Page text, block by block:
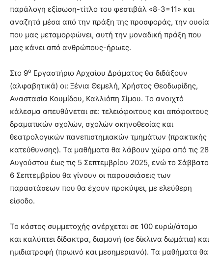
παράλογη εξίσωση-τίτλο του φεστιβάλ «8-3=11» και
αναζητά μέσα από την πράξη της προσφοράς, την ουσία
που μας μεταμορφώνει, αυτή την μοναδική πράξη που
μας κάνει από ανθρώπους-ήρωες.
Στο 9ο Εργαστήριο Αρχαίου Δράματος θα διδάξουν
(αλφαβητικά) οι: Ξένια Θεμελή, Χρήστος Θεοδωρίδης,
Αναστασία Κουμίδου, Καλλιόπη Σίμου. Το ανοιχτό
κάλεσμα απευθύνεται σε: τελειόφοιτους και απόφοιτους
δραματικών σχολών, σχολών σκηνοθεσίας και
θεατρολογικών πανεπιστημιακών τμημάτων (πρακτικής
κατεύθυνσης). Τα μαθήματα θα λάβουν χώρα από τις 28
Αυγούστου έως τις 5 Σεπτεμβρίου 2025, ενώ το Σάββατο
6 Σεπτεμβρίου θα γίνουν οι παρουσιάσεις των
παραστάσεων που θα έχουν προκύψει, με ελεύθερη
είσοδο.
Το κόστος συμμετοχής ανέρχεται σε 100 ευρώ/άτομο
και καλύπτει δίδακτρα, διαμονή (σε δίκλινα δωμάτια) και
ημιδιατροφή (πρωινό και μεσημεριανό). Τα μαθήματα θα